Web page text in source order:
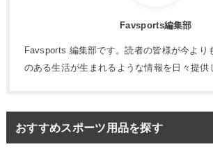
Favsports編集部
Favsports 編集部です。読者の皆様が今より
のある生活が生まれるような情報を日々提供
おすすめスポーツ用品を探す